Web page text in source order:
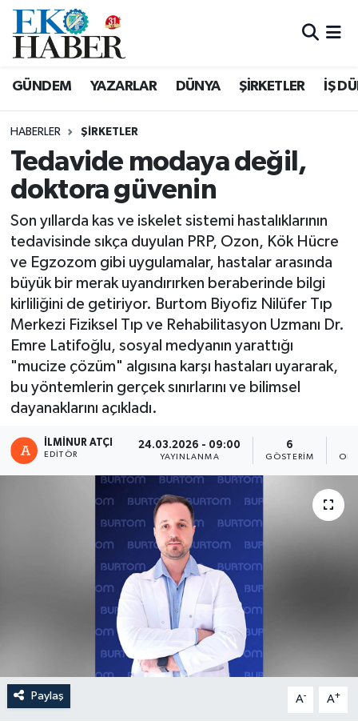
GÜNDEM YAZARLAR DÜNYA ŞİRKETLER İŞ
HABERLER ŞIRKETLER
Tedavide modaya değil,
doktora güvenin
Son yıllarda kas ve iskelet sistemi hastalıklarının
tedavisinde sıkça duyulan PRP, Ozon, Kök Hücre
ve Egzozom gibi uygulamalar, hastalar arasında
büyük bir merak uyandırırken beraberinde bilgi
kirliliğini de getiriyor. Burtom Biyofiz Nilüfer Tıp
Merkezi Fiziksel Tıp ve Rehabilitasyon Uzmanı Dr.
Emre Latifoğlu, sosyal medyanın yarattığı
"mucize çözüm" algısına karşı hastaları uyararak,
bu yöntemlerin gerçek sınırlarını ve bilimsel
dayanaklarını açıkladı.
İLMINUR ATÇI
EDITÖR
24.03.2026 - 09:00
YAYINLANMA
6
GÖSTERIM
Paylaş A- A+
Hava Durumu
Tüm Manşetler
Son Dakika Haberleri
Haber Arşivi